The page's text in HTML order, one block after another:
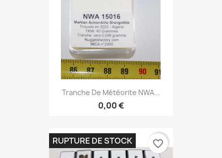
Tranche De Météorite NWA...
0,00 €
RUPTURE DE STOCK favorite_border